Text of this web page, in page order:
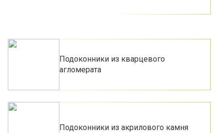
Подоконники из кварцевого
агломерата
Подоконники из акрилового камня